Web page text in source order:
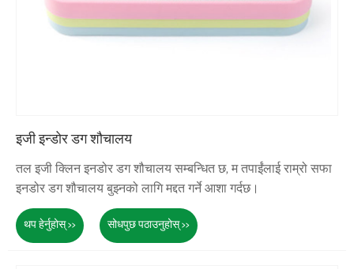
इजी इन्डोर डग शौचालय
तल इजी क्लिन इनडोर डग शौचालय सम्बन्धित छ, म तपाईंलाई राम्रो सफा
इनडोर डग शौचालय बुझ्नको लागि मद्दत गर्ने आशा गर्दछ।
थप हेर्नुहोस् >> सोधपुछ पठाउनुहोस् >>